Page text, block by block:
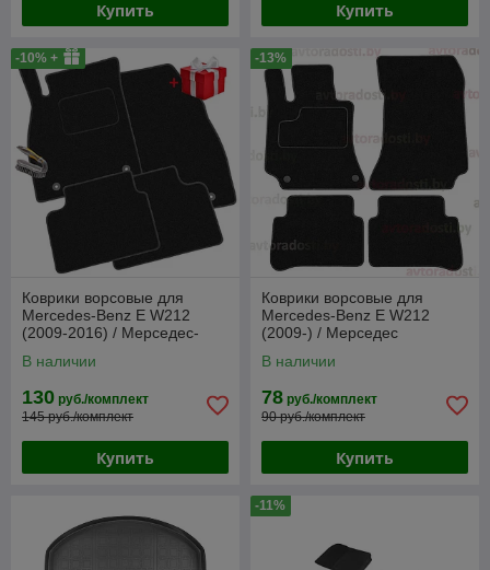
Купить Купить
-10% +
Коврики ворсовые для
Mercedes-Benz E W212
(2009-2016) / Мерседес-
В наличии
130 руб./комплект
145 руб./комплект
Купить
-13%
Коврики ворсовые для
Mercedes-Benz E W212
(2009-) / Мерседес
В наличии
78 руб./комплект
90 руб./комплект
Купить
-11%